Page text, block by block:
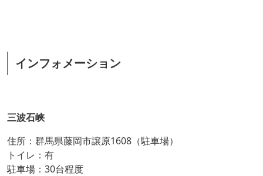
インフォメーション
三波石峡
住所：群馬県藤岡市譲原1608（駐車場）
トイレ：有
駐車場：30台程度